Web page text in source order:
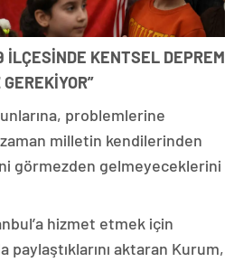
İLÇESİNDE KENTSEL DEPREM
problemlerine
zaman milletin kendilerinden
görmezden gelmeyeceklerini
hizmet etmek için
paylaştıklarını aktaran Kurum,